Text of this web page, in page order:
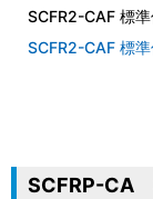
SCFR2-CAF 標
SCFR2-CAF 標
SCFRP-CA